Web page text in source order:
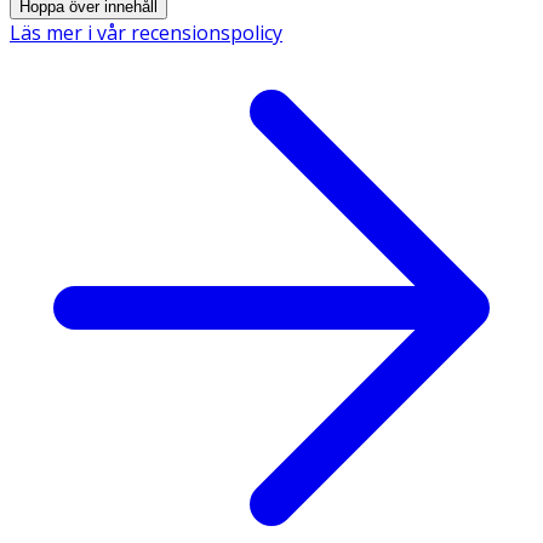
Hoppa över innehåll
Läs mer i vår recensionspolicy